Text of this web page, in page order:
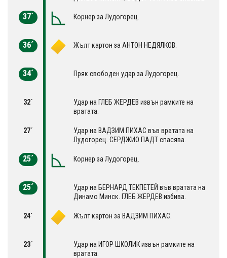
37´ Корнер за Лудогорец.
36´ Жълт картон за АНТОН НЕДЯЛКОВ.
34´ Пряк свободен удар за Лудогорец.
32´
Удар на ГЛЕБ ЖЕРДЕВ извън рамките на
вратата.
27´
Удар на ВАДЗИМ ПИХАС във вратата на
Лудогорец. СЕРДЖИО ПАДТ спасява.
25´ Корнер за Лудогорец.
25´
Удар на БЕРНАРД ТЕКПЕТЕЙ във вратата на
Динамо Минск. ГЛЕБ ЖЕРДЕВ избива.
24´ Жълт картон за ВАДЗИМ ПИХАС.
23´
Удар на ИГОР ШКОЛИК извън рамките на
вратата.